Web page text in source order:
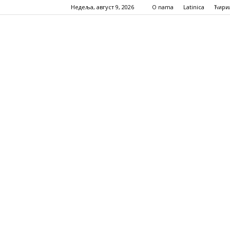
Недеља, август 9, 2026 O nama Latinica